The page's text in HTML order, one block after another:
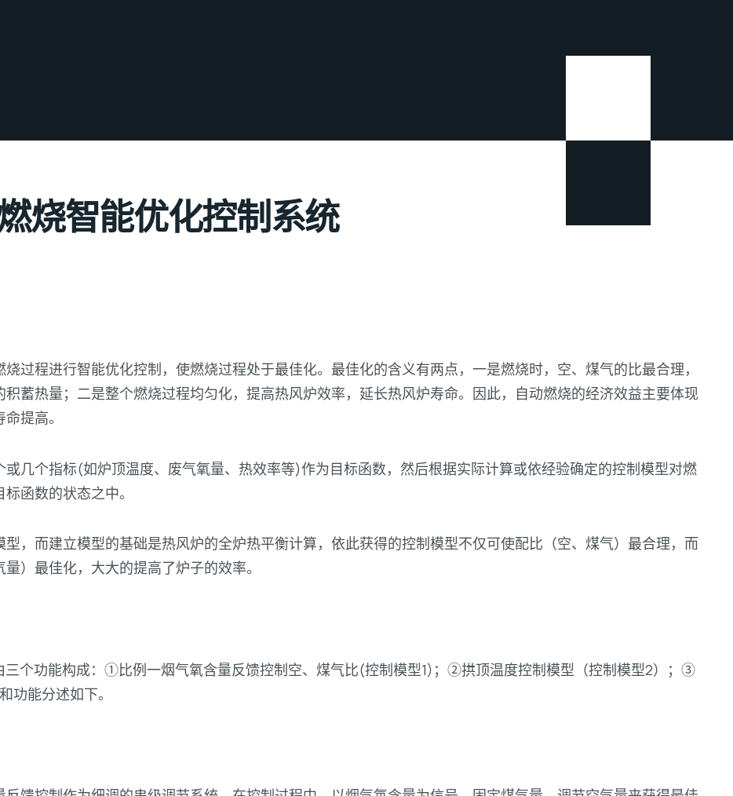
烧智能优化控制系统
过程进行智能优化控制，使燃烧过程处于最佳化。最佳化的含义有两点，一是燃烧时，空、煤气的比最合理，
蓄热量；二是整个燃烧过程均匀化，提高热风炉效率，延长热风炉寿命。因此，自动燃烧的经济效益主要体现
提高。
几个指标(如炉顶温度、废气氧量、热效率等)作为目标函数，然后根据实际计算或依经验确定的控制模型对燃
函数的状态之中。
，而建立模型的基础是热风炉的全炉热平衡计算，依此获得的控制模型不仅可使配比（空、煤气）最合理，而
）最佳化，大大的提高了炉子的效率。
三个功能构成：①比例一烟气氧含量反馈控制空、煤气比(控制模型1)；②拱顶温度控制模型（控制模型2）；③
功能分述如下。